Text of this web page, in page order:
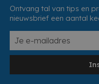
Ontvang tal van tips en
nieuwsbrief een aantal